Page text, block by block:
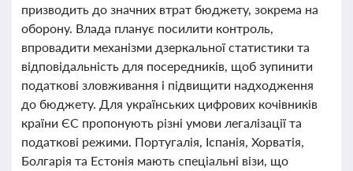
призводить до значних втрат бюджету, зокрема на
оборону. Влада планує посилити контроль,
впровадити механізми дзеркальної статистики та
відповідальність для посередників, щоб зупинити
податкові зловживання і підвищити надходження
до бюджету. Для українських цифрових кочівників
країни ЄС пропонують різні умови легалізації та
податкові режими. Португалія, Іспанія, Хорватія,
Болгарія та Естонія мають спеціальні візи, що